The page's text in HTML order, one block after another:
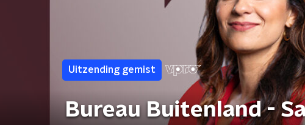
Uitzending gemist
Bureau Buitenland -